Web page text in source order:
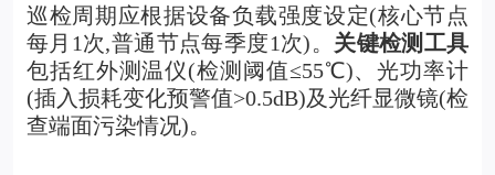
巡检周期应根据设备负载强度设定(核心节点
每月1次,普通节点每季度1次)。 关键检测工具
包括红外测温仪(检测阈值≤55℃)、光功率计
(插入损耗变化预警值>0.5dB)及光纤显微镜(检
查端面污染情况)。